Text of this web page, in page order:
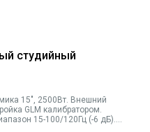
студийный
15", 2500Вт. Внешний
GLM калибратором.
15-100/120Гц (-6 дБ).